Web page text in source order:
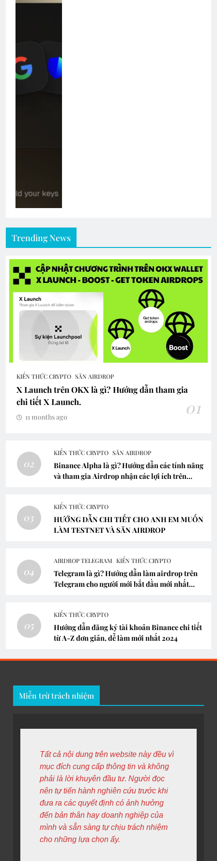
Trending News
KIẾN THỨC CRYPTO SĂN AIRDROP
X Launch trên OKX là gì? Hướng dẫn tham gia
chi tiết X Launch.
01
11 months ago
02
KIẾN THỨC CRYPTO SĂN AIRDROP
Binance Alpha là gì? Hướng dẫn các tính năng
và tham gia Airdrop nhận các lợi ích trên
03
KIẾN THỨC CRYPTO
HƯỚNG DẪN CHI TIẾT CHO ANH EM MUỐN
LÀM TESTNET VÀ SĂN AIRDROP
04
AIRDROP TELEGRAM KIẾN THỨC CRYPTO
Telegram là gì? Hướng dẫn làm airdrop trên
Telegram cho người mới bắt đầu mới nhất
05
KIẾN THỨC CRYPTO
Hướng dẫn đăng ký tài khoản Binance chi tiết
từ A-Z đơn giản, dễ làm mới nhất 2024
Miễn trừ trách nhiệm
Tất cả nội dung trên website này đều vì
mục đích cung cấp thông tin và không
phải là lời khuyên đầu tư. Người đọc
nên tự tiến hành nghiên cứu trước khi
đưa ra các quyết định có ảnh hưởng
đến bản thân hay doanh nghiệp của
mình và sẵn sàng tự chịu trách nhiệm
cho những lựa chọn ấy.